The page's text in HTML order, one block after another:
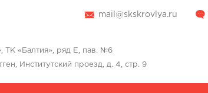
mail@skskrovlya.ru
«Балтия», ряд Е, пав. №6
Институтский проезд, д. 4, стр. 9